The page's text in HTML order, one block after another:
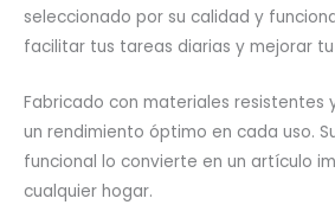
seleccionado por su calidad y
facilitar tus tareas diarias y mejorar
Fabricado con materiales resistentes
un rendimiento óptimo en cada uso.
funcional lo convierte en un artículo
cualquier hogar.